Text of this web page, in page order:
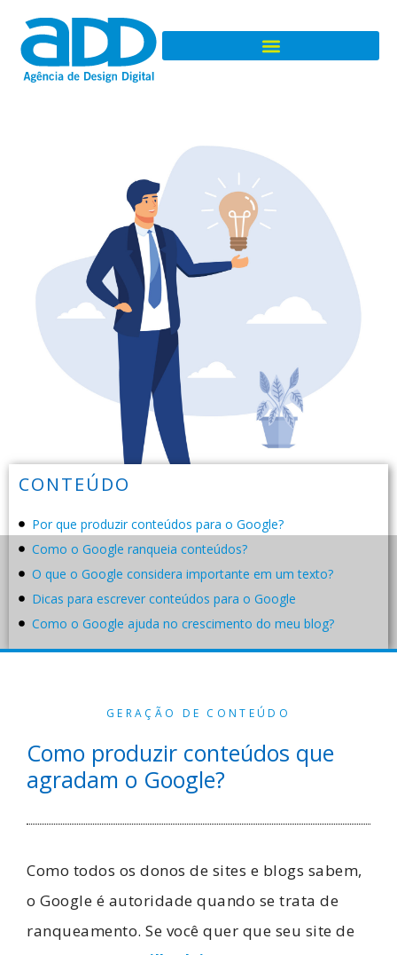
CONTEÚDO
Por que produzir conteúdos para o Google?
Como o Google ranqueia conteúdos?
O que o Google considera importante em um texto?
Dicas para escrever conteúdos para o Google
Como o Google ajuda no crescimento do meu blog?
GERAÇÃO DE CONTEÚDO
Como produzir conteúdos que
agradam o Google?
Como todos os donos de sites e blogs sabem,
o Google é autoridade quando se trata de
ranqueamento. Se você quer que seu site de